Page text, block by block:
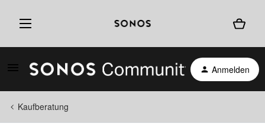
Anmelden
Kaufberatung